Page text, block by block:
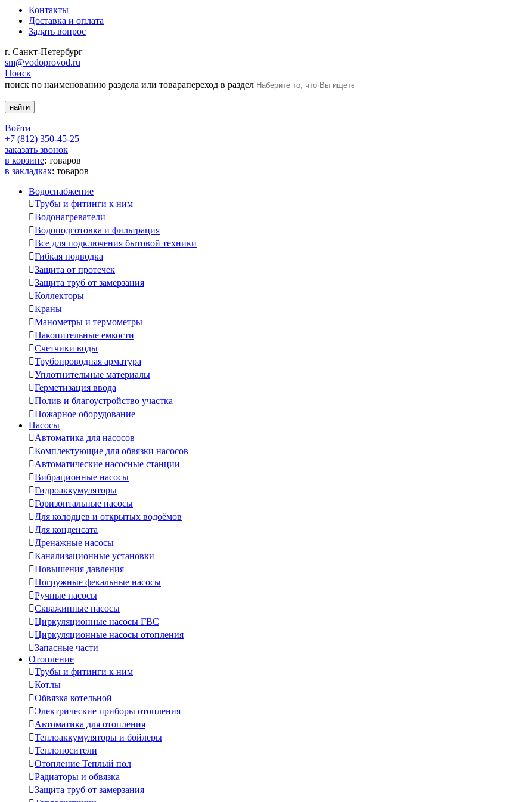
Контакты
Доставка и оплата
Задать вопрос
г. Санкт-Петербург
sm@vodoprovod.ru
Поиск
поиск по наименованию раздела или товарапереход в раздел
Войти
+7 (812) 350-45-25
заказать звонок
в корзине: товаров
в закладках: товаров
Водоснабжение
Трубы и фитинги к ним
Водонагреватели
Водоподготовка и фильтрация
Все для подключения бытовой техники
Гибкая подводка
Защита от протечек
Защита труб от замерзания
Коллекторы
Краны
Манометры и термометры
Накопительные емкости
Счетчики воды
Трубопроводная арматура
Уплотнительные материалы
Герметизация ввода
Полив и благоустройство участка
Пожарное оборудование
Насосы
Автоматика для насосов
Комплектующие для обвязки насосов
Автоматические насосные станции
Вибрационные насосы
Гидроаккумуляторы
Горизонтальные насосы
Для колодцев и открытых водоёмов
Для конденсата
Дренажные насосы
Канализационные установки
Повышения давления
Погружные фекальные насосы
Ручные насосы
Скважинные насосы
Циркуляционные насосы ГВС
Циркуляционные насосы отопления
Запасные части
Отопление
Трубы и фитинги к ним
Котлы
Обвязка котельной
Электрические приборы отопления
Автоматика для отопления
Теплоаккумуляторы и бойлеры
Теплоносители
Отопление Теплый пол
Радиаторы и обвязка
Защита труб от замерзания